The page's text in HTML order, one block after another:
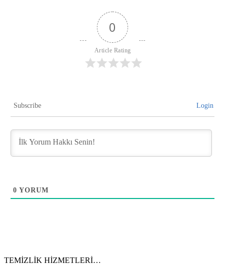
0
Article Rating
Subscribe Login
0 YORUM
TEMİZLİK HİZMETLERİ…